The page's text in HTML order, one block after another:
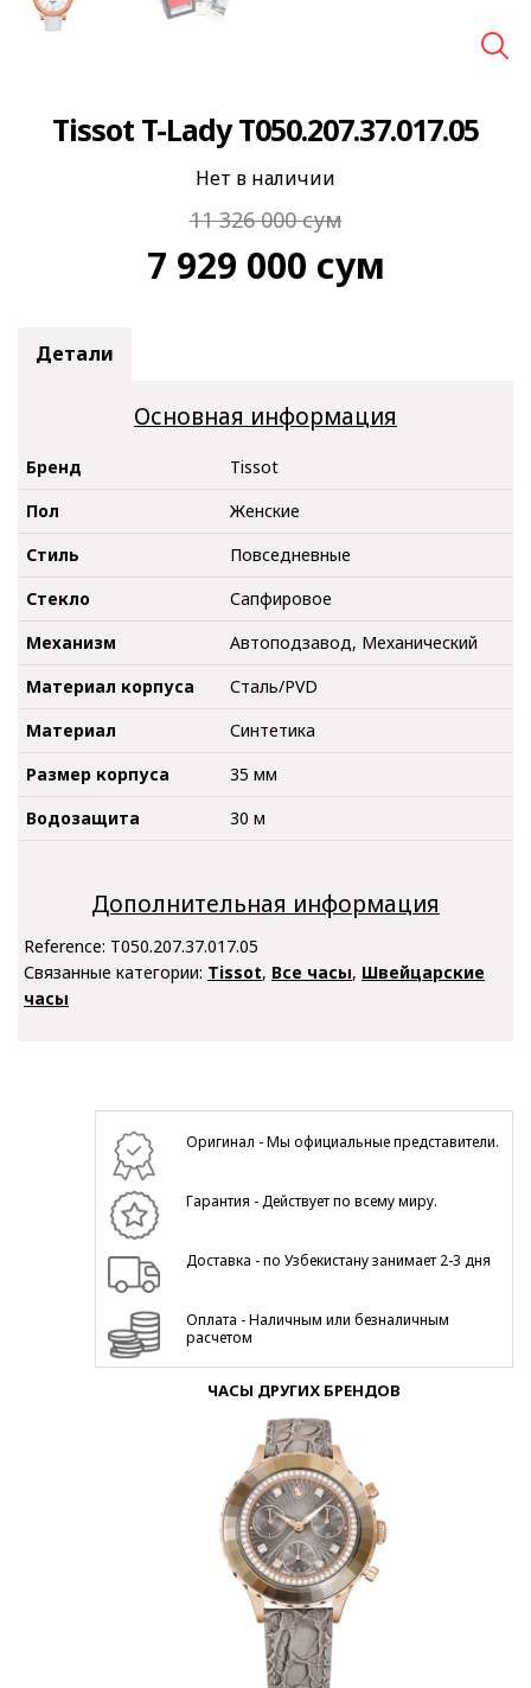
Tissot T-Lady T050.207.37.017.05
Нет в наличии
11 326 000сум
7 929 000 сум
Детали
Основная информация
Бренд
Tissot
Пол
Женские
Стиль
Повседневные
Стекло
Сапфировое
Механизм
Автоподзавод, Механический
Материал корпуса
Сталь/PVD
Материал
Синтетика
Размер корпуса
35 мм
Водозащита
30 м
Дополнительная информация
Reference: T050.207.37.017.05
Связанные категории: Tissot, Все часы, Швейцарские
часы
Оригинал - Мы официальные представители.
Гарантия - Действует по всему миру.
Доставка - по Узбекистану занимает 2-3 дня
Оплата - Наличным или безналичным
расчетом
ЧАСЫ ДРУГИХ БРЕНДОВ